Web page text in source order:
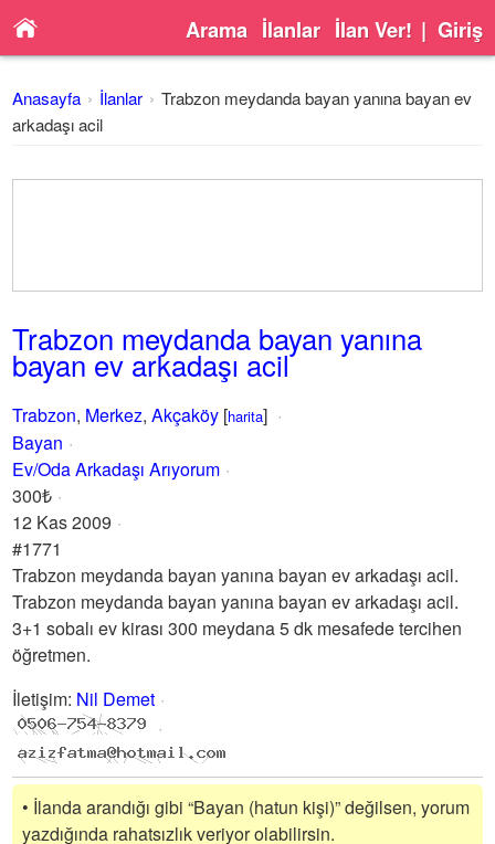
Arama İlanlar İlan Ver! | Giriş
Anasayfa İlanlar
Trabzon meydanda bayan yanına bayan ev
arkadaşı acil
Trabzon meydanda bayan yanına
bayan ev arkadaşı acil
Trabzon, Merkez,Akçaköy [harita]
Bayan
Ev/Oda Arkadaşı Arıyorum
300₺
12 Kas 2009
#1771
Trabzon meydanda bayan yanına bayan ev arkadaşı acil.
Trabzon meydanda bayan yanına bayan ev arkadaşı acil.
3+1 sobalı ev kirası 300 meydana 5 dk mesafede tercihen
öğretmen.
İletişim: Nil Demet
• İlanda arandığı gibi “Bayan (hatun kişi)” değilsen, yorum
yazdığında rahatsızlık veriyor olabilirsin.